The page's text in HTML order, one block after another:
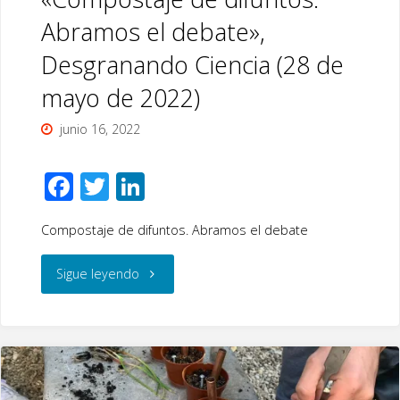
Abramos el debate»,
Desgranando Ciencia (28 de
mayo de 2022)
junio 16, 2022
F
e
b
o
k
T
wi
tt
er
Li
n
k
e
dI
Compostaje de difuntos. Abramos el debate
Sigue leyendo"Charla
científica
«Compostaje